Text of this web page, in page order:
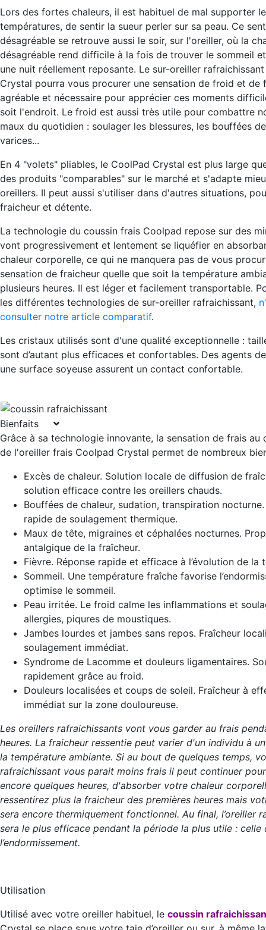
Lors des fortes chaleurs, il est habituel de mal supporter
températures, de sentir la sueur perler sur sa peau. Ce
désagréable se retrouve aussi le soir, sur l'oreiller, où la
désagréable rend difficile à la fois de trouver le sommeil
une nuit réellement reposante. Le sur-oreiller
Crystal pourra vous procurer une sensation de froid et de
agréable et nécessaire pour apprécier ces moments
soit l'endroit. Le froid est aussi très utile pour combattre
maux du quotidien : soulager les blessures, les bouffées
varices...
En 4 "volets" pliables, le CoolPad Crystal est plus large
des produits "comparables" sur le marché et s'adapte
oreillers. Il peut aussi s'utiliser dans d'autres situations,
fraicheur et détente.
La technologie du coussin frais Coolpad repose sur des
vont progressivement et lentement se liquéfier en
chaleur corporelle, ce qui ne manquera pas de vous
sensation de fraicheur quelle que soit la température
plusieurs heures. Il est léger et facilement transportable.
les différentes technologies de sur-oreiller rafraichissant,
consulter notre article comparatif.
Les cristaux utilisés sont d'une qualité exceptionnelle :
sont d’autant plus efficaces et confortables. Des agents
une surface soyeuse assurent un contact confortable.
Bienfaits
Grâce à sa technologie innovante, la sensation de frais au
de l'oreiller frais Coolpad Crystal permet de nombreux
Excès de chaleur. Solution locale de diffusion de
solution efficace contre les oreillers chauds.
Bouffées de chaleur, sudation, transpiration
rapide de soulagement thermique.
Maux de tête, migraines et céphalées nocturnes.
antalgique de la fraîcheur.
Fièvre. Réponse rapide et efficace à l’évolution de la
Sommeil. Une température fraîche favorise
optimise le sommeil.
Peau irritée. Le froid calme les inflammations et
allergies, piqures de moustiques.
Jambes lourdes et jambes sans repos. Fraîcheur
soulagement immédiat.
Syndrome de Lacomme et douleurs ligamentaires.
rapidement grâce au froid.
Douleurs localisées et coups de soleil. Fraîcheur à
immédiat sur la zone douloureuse.
Les oreillers rafraichissants vont vous garder au frais
heures. La fraicheur ressentie peut varier d'un individu à
la température ambiante. Si au bout de quelques temps,
rafraichissant vous parait moins frais il peut continuer
encore quelques heures, d'absorber votre chaleur
ressentirez plus la fraicheur des premières heures mais
sera encore thermiquement fonctionnel. Au final, l’oreiller
sera le plus efficace pendant la période la plus utile : celle
l’endormissement.
Utilisation
Utilisé avec votre oreiller habituel, le coussin